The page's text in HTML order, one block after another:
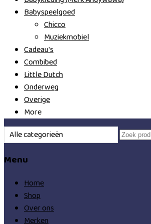
Babyspeelgoed
Chicco
Muziekmobiel
Cadeau's
Combibed
Little Dutch
Onderweg
Overige
More
Alle categorieën
Zoeken
Menu
Home
Shop
Over ons
Merken